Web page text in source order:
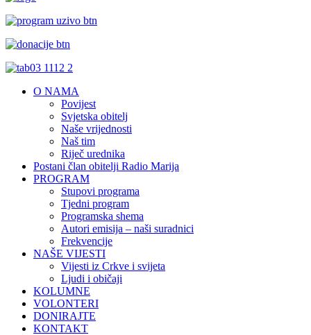
O NAMA
Povijest
Svjetska obitelj
Naše vrijednosti
Naš tim
Riječ urednika
Postani član obitelji Radio Marija
PROGRAM
Stupovi programa
Tjedni program
Programska shema
Autori emisija – naši suradnici
Frekvencije
NAŠE VIJESTI
Vijesti iz Crkve i svijeta
Ljudi i običaji
KOLUMNE
VOLONTERI
DONIRAJTE
KONTAKT